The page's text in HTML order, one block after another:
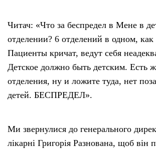
Читач: «Что за беспредел в Мене в
отделении? 6 отделений в одном, как
Пациенты кричат, ведут себя
Детское должно быть детским. Есть
отделения, ну и ложите туда, нет
детей. БЕСПРЕДЕЛ».
Ми звернулися до генерального
лікарні Григорія Разнована, щоб він